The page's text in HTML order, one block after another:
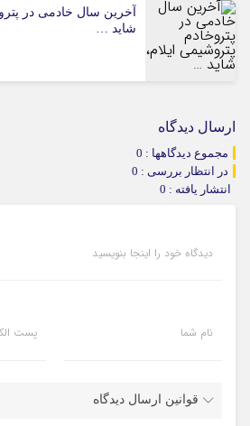
آخرین سال خادمی در
شاید …
ارسال دیدگاه
مجموع دیدگاهها : 0
در انتظار بررسی : 0
انتشار یافته : 0
دیدگاه خود را اینجا بنویسید
نام شما پست
قوانین ارسال دیدگاه